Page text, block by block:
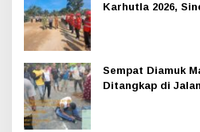
Karhutla 2026,
Sempat Diamuk
Ditangkap di